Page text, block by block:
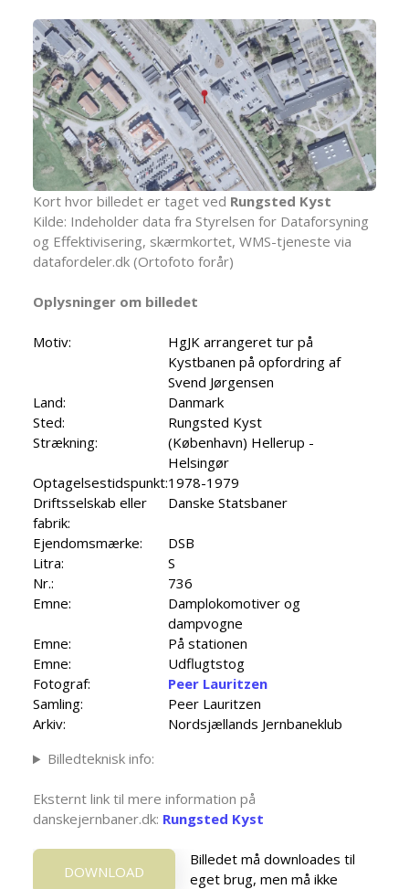
Kort hvor billedet er taget ved Rungsted Kyst
Kilde: Indeholder data fra Styrelsen for Dataforsyning
og Effektivisering, skærmkortet, WMS-tjeneste via
datafordeler.dk (Ortofoto forår)
Oplysninger om billedet
Motiv:
HgJK arrangeret tur på
Kystbanen på opfordring af
Svend Jørgensen
Land:
Danmark
Sted:
Rungsted Kyst
Strækning:
(København) Hellerup -
Helsingør
Optagelsestidspunkt:1978-1979
Driftsselskab eller
fabrik:
Danske Statsbaner
Ejendomsmærke:
DSB
Litra:
S
Nr.:
736
Emne:
Damplokomotiver og
dampvogne
Emne:
På stationen
Emne:
Udflugtstog
Fotograf:
Peer Lauritzen
Samling:
Peer Lauritzen
Arkiv:
Nordsjællands Jernbaneklub
Billedteknisk info:
Eksternt link til mere information på
danskejernbaner.dk: Rungsted Kyst
DOWNLOAD
Billedet må downloades til
eget brug, men må ikke